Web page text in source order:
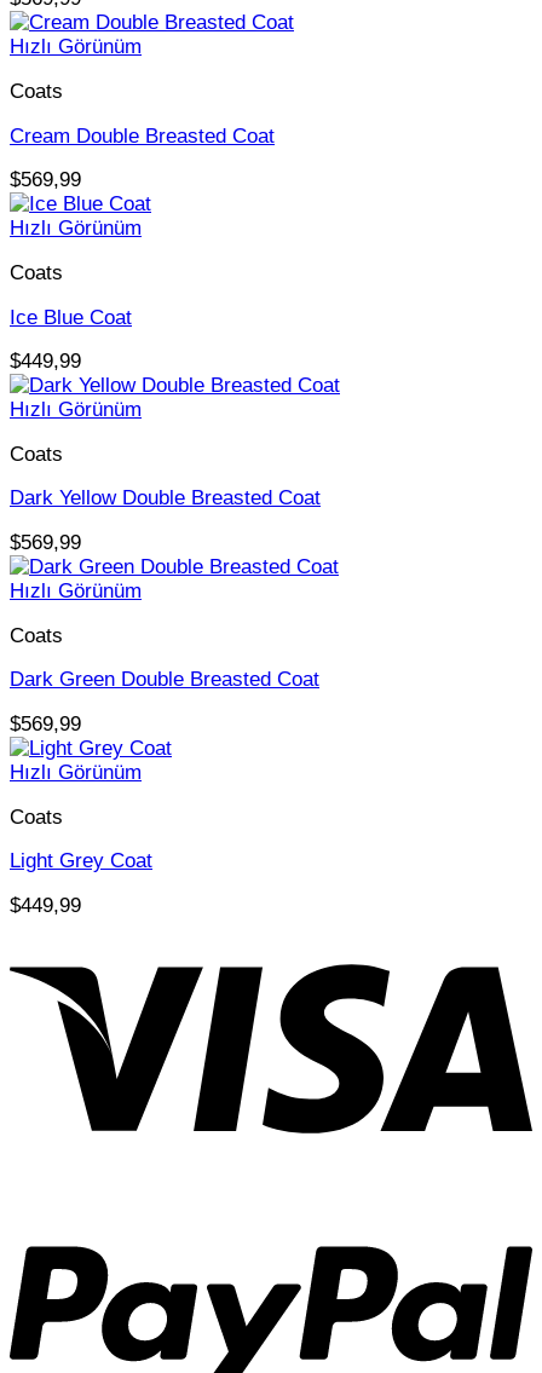
Hızlı Görünüm
Coats
Cream Double Breasted Coat
$569,99
Hızlı Görünüm
Coats
Ice Blue Coat
$449,99
Hızlı Görünüm
Coats
Dark Yellow Double Breasted Coat
$569,99
Hızlı Görünüm
Coats
Dark Green Double Breasted Coat
$569,99
Hızlı Görünüm
Coats
Light Grey Coat
$449,99